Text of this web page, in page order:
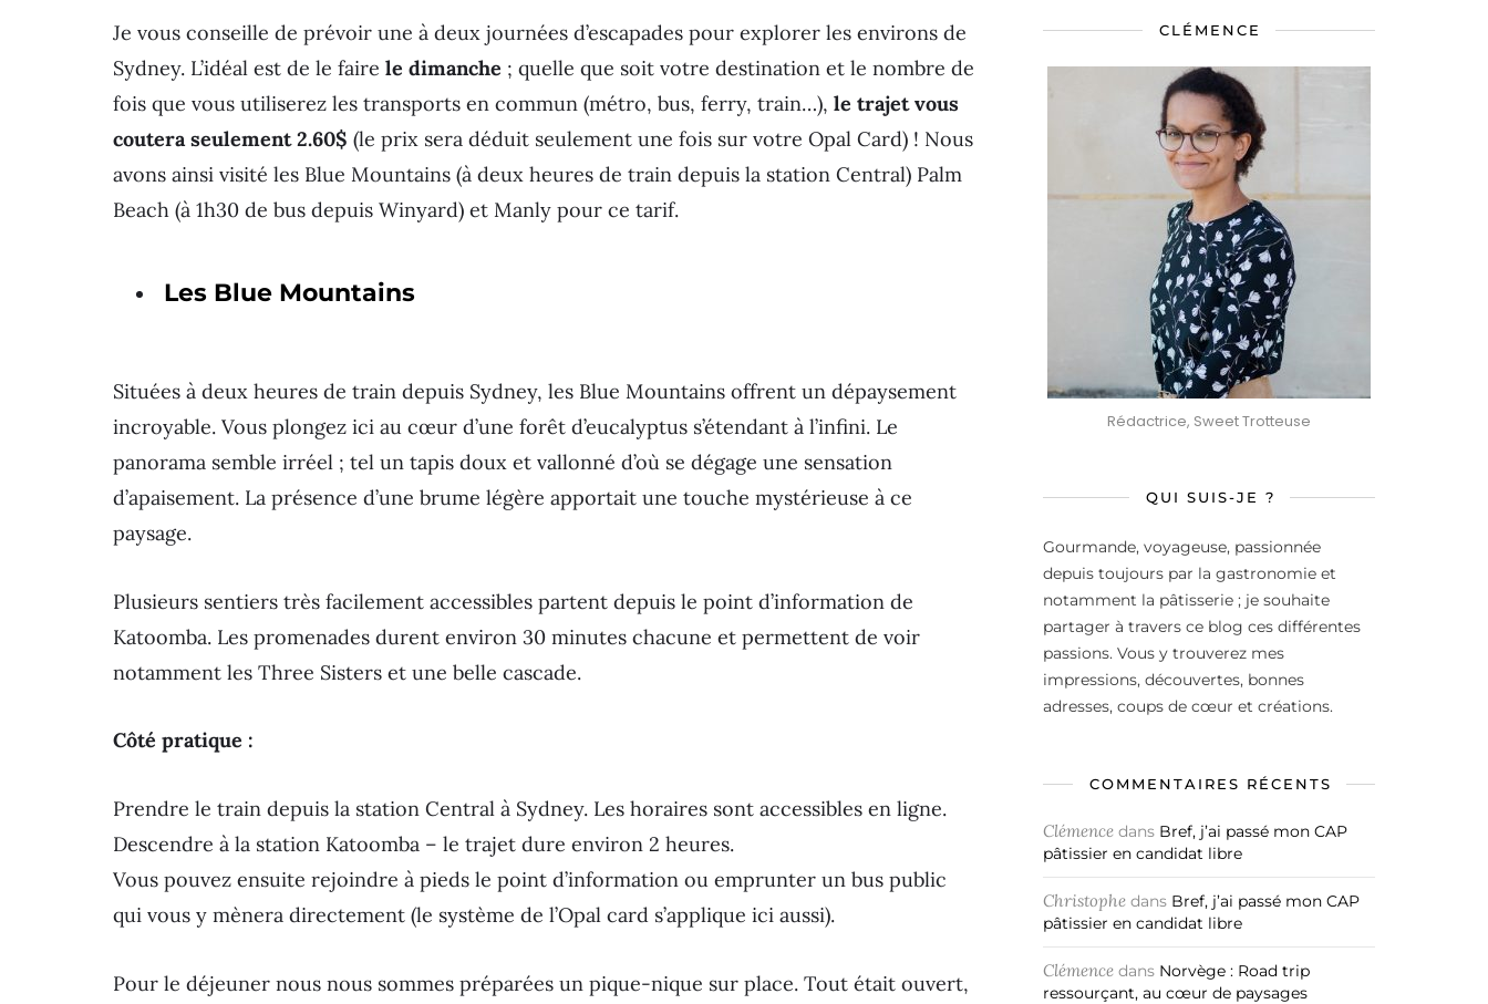
Je vous conseille de prévoir une à deux journées d’escapades pour explorer les environs de
Sydney. L’idéal est de le faire le dimanche ; quelle que soit votre destination et le nombre de
fois que vous utiliserez les transports en commun (métro, bus, ferry, train…), le trajet vous
coutera seulement 2.60$ (le prix sera déduit seulement une fois sur votre Opal Card) ! Nous
avons ainsi visité les Blue Mountains (à deux heures de train depuis la station Central) Palm
Beach (à 1h30 de bus depuis Winyard) et Manly pour ce tarif.
Les Blue Mountains
Situées à deux heures de train depuis Sydney, les Blue Mountains offrent un dépaysement
incroyable. Vous plongez ici au cœur d’une forêt d’eucalyptus s’étendant à l’infini. Le
panorama semble irréel ; tel un tapis doux et vallonné d’où se dégage une sensation
d’apaisement. La présence d’une brume légère apportait une touche mystérieuse à ce
paysage.
Plusieurs sentiers très facilement accessibles partent depuis le point d’information de
Katoomba. Les promenades durent environ 30 minutes chacune et permettent de voir
notamment les Three Sisters et une belle cascade.
Côté pratique :
Prendre le train depuis la station Central à Sydney. Les horaires sont accessibles en ligne.
Descendre à la station Katoomba – le trajet dure environ 2 heures.
Vous pouvez ensuite rejoindre à pieds le point d’information ou emprunter un bus public
qui vous y mènera directement (le système de l’Opal card s’applique ici aussi).
Pour le déjeuner nous nous sommes préparées un pique-nique sur place. Tout était ouvert,
CLÉMENCE
Rédactrice, Sweet Trotteuse
QUI SUIS-JE ?
Gourmande, voyageuse, passionnée
depuis toujours par la gastronomie et
notamment la pâtisserie ; je souhaite
partager à travers ce blog ces différentes
passions. Vous y trouverez mes
impressions, découvertes, bonnes
adresses, coups de cœur et créations.
COMMENTAIRES RÉCENTS
Clémence dans Bref, j’ai passé mon CAP
pâtissier en candidat libre
Christophe dans Bref, j’ai passé mon CAP
pâtissier en candidat libre
Clémence dans Norvège : Road trip
ressourçant, au cœur de paysages